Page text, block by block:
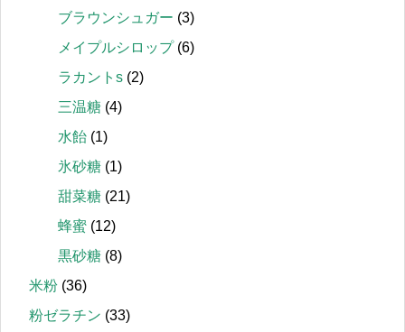
ブラウンシュガー (3)
メイプルシロップ(6)
ラカントs (2)
三温糖 (4)
水飴 (1)
氷砂糖 (1)
甜菜糖 (21)
蜂蜜 (12)
黒砂糖 (8)
米粉 (36)
粉ゼラチン (33)